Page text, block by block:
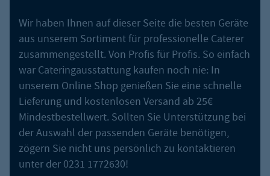
Wir haben Ihnen auf dieser Seite die besten Geräte
aus unserem Sortiment für professionelle Caterer
zusammengestellt. Von Profis für Profis. So einfach
war Cateringausstattung kaufen noch nie: In
unserem Online Shop genießen Sie eine schnelle
Lieferung und kostenlosen Versand ab 25€
Mindestbestellwert. Sollten Sie Unterstützung bei
der Auswahl der passenden Geräte benötigen,
zögern Sie nicht uns persönlich zu kontaktieren
unter der 0231 1772630!